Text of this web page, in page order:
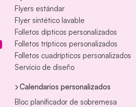
Flyers estándar
Flyer sintético lavable
Folletos dípticos personalizados
Folletos trípticos personalizados
Folletos cuadrípticos personalizados
Servicio de diseño
Calendarios personalizados
Bloc planificador de sobremesa